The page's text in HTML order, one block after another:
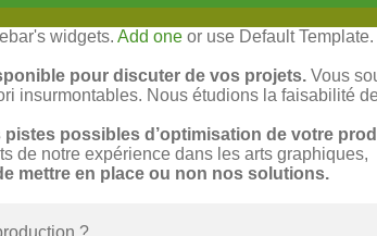
widgets. Add one or use Default Template.
pour discuter de vos projets. Vous
insurmontables. Nous étudions la faisabilité
possibles d’optimisation de votre
de notre expérience dans les arts
mettre en place ou non nos solutions.
?